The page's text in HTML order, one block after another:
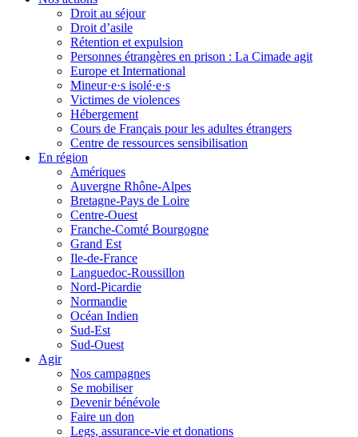
Droit au séjour
Droit d’asile
Rétention et expulsion
Personnes étrangères en prison : La Cimade agit
Europe et International
Mineur·e·s isolé·e·s
Victimes de violences
Hébergement
Cours de Français pour les adultes étrangers
Centre de ressources sensibilisation
En région
Amériques
Auvergne Rhône-Alpes
Bretagne-Pays de Loire
Centre-Ouest
Franche-Comté Bourgogne
Grand Est
Ile-de-France
Languedoc-Roussillon
Nord-Picardie
Normandie
Océan Indien
Sud-Est
Sud-Ouest
Agir
Nos campagnes
Se mobiliser
Devenir bénévole
Faire un don
Legs, assurance-vie et donations